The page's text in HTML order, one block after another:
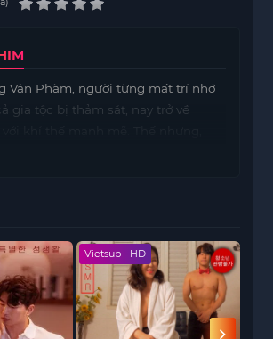
Vân Phàm, người từng mất trí nhớ
gia tộc bị thảm sát, nay trở về
bị cuốn vào cuộc tranh quyền đoạt
Tuyết, nữ dược sư dịu dàng Lục
hồng khác, liệu Dương Vân
vén màn bí mật về thân thế của
Vietsub - HD